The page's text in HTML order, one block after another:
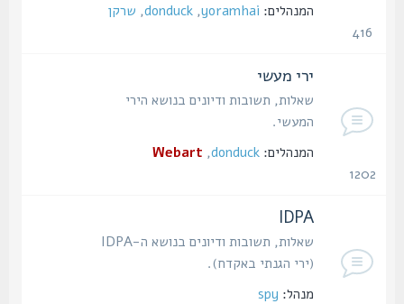
המנהלים: yoramhai
,
donduck
,שרקן
ירי מעשי
שאלות, תשובות ודיונים בנושא הירי
המעשי.
המנהלים: donduck
,
Webart
IDPA
שאלות, תשובות ודיונים בנושא ה-IDPA
(ירי הגנתי באקדח).
מנהל: spy